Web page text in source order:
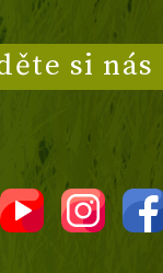
si nás